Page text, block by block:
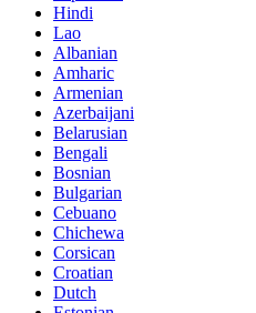
Hindi
Lao
Albanian
Amharic
Armenian
Azerbaijani
Belarusian
Bengali
Bosnian
Bulgarian
Cebuano
Chichewa
Corsican
Croatian
Dutch